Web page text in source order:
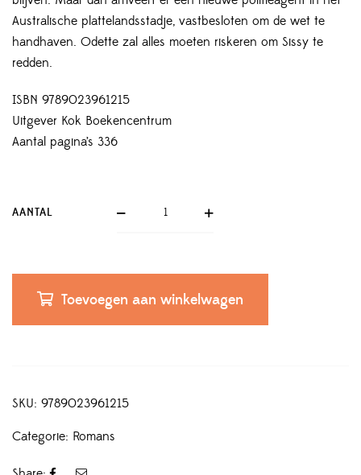
Australische plattelandsstadje, vastbesloten om de wet te
handhaven. Odette zal alles moeten riskeren om Sissy te
redden.
ISBN 9789023961215
Uitgever Kok Boekencentrum
Aantal pagina’s 336
AANTAL
Toevoegen aan winkelwagen
SKU: 9789023961215
Categorie: Romans